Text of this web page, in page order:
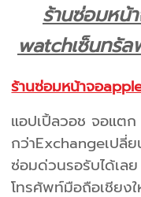
ร้านซ่อมหน้
watchเซ็นทรัล
ร้านซ่อมหน้าจอ
แอปเปิ้ลวอช จอแต
กว่าExchangeเปลี่
ซ่อมด่วนรอรับได้เ
โทรศัพท์มือถือเชียง